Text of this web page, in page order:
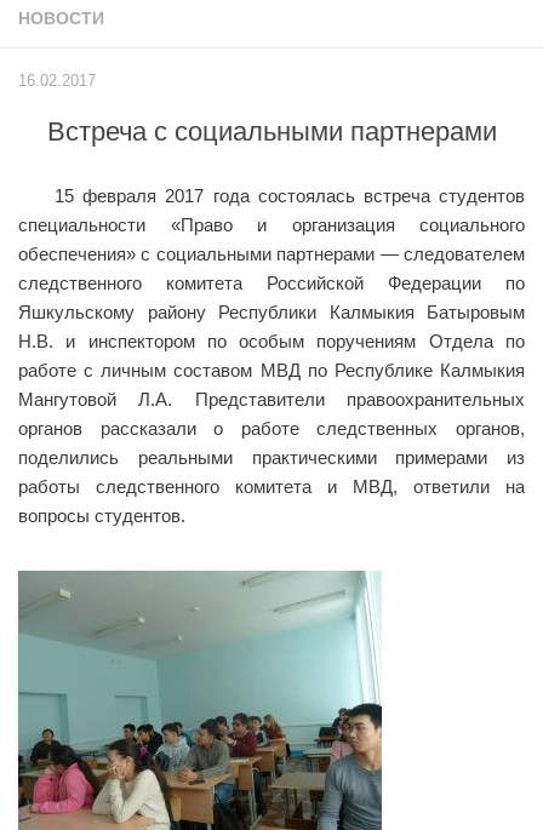
Учёный совет
Контакты РГУ СоцТех
Абитуриенту
Рейтинговые списки
Рекомендованные к зачислению
Приказы о зачислении
Студенту
Личный кабинет
Расписание учебных занятий студентов на 2-ое
полугодие
Библиотека
Студенческий совет
Студенческое научное общество
Социальная поддержка студентов
Центр содействия трудоустройству выпускников
График учебного процесса
Электронное обучение и дистанционные
НОВОСТИ
16.02.2017
Встреча с социальными партнерами
15 февраля 2017 года состоялась встреча студентов
специальности «Право и организация социального
обеспечения» с социальными партнерами — следователем
следственного комитета Российской Федерации по
Яшкульскому району Республики Калмыкия Батыровым
Н.В. и инспектором по особым поручениям Отдела по
работе с личным составом МВД по Республике Калмыкия
Мангутовой Л.А. Представители правоохранительных
органов рассказали о работе следственных органов,
поделились реальными практическими примерами из
работы следственного комитета и МВД, ответили на
вопросы студентов.